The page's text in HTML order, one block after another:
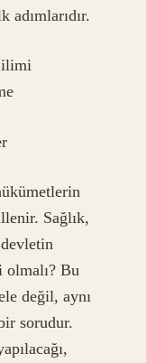
Sağlık,
Bu
değil, aynı
sorudur.